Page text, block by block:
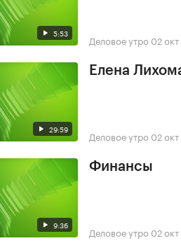
5:53 Деловое утро 02
29:59
Елена
Деловое утро 02
9:36
Финансы
Деловое утро 02